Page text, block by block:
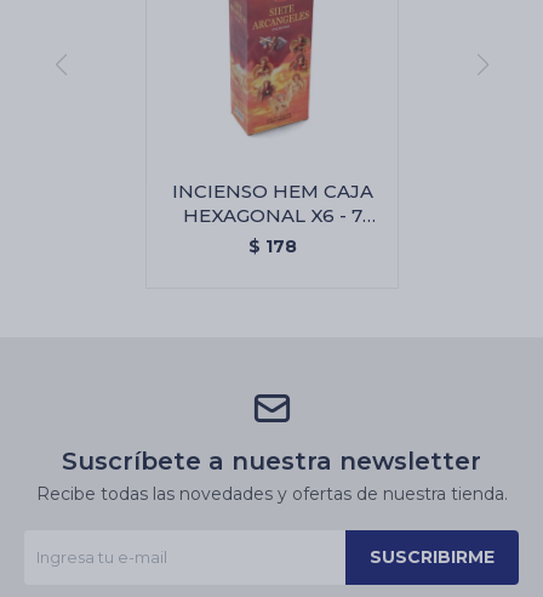
INCIENSO HEM CAJA
HEXAGONAL X6 - 7
Arcangeles
$ 178
Suscríbete a nuestra newsletter
Recibe todas las novedades y ofertas de nuestra tienda.
SUSCRIBIRME